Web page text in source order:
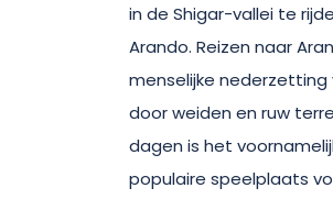
in de Shigar-vallei te
Arando. Reizen naar
menselijke nederzetting
door weiden en ruw
dagen is het
populaire speelplaats